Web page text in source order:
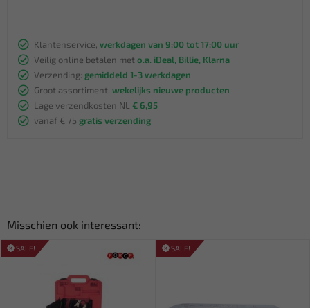
Klantenservice, werkdagen van 9:00 tot 17:00 uur
Veilig online betalen met o.a. iDeal, Billie, Klarna
Verzending: gemiddeld 1-3 werkdagen
Groot assortiment, wekelijks nieuwe producten
Lage verzendkosten NL € 6,95
vanaf € 75 gratis verzending
Misschien ook interessant:
SALE! SALE!